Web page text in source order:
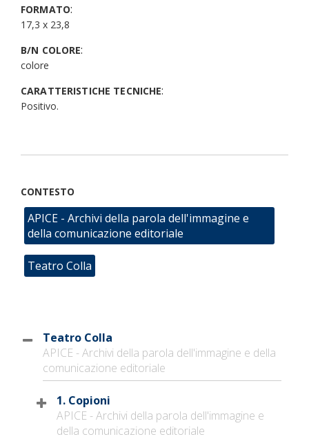
FORMATO:
17,3 x 23,8
B/N COLORE:
colore
CARATTERISTICHE TECNICHE:
Positivo.
CONTESTO
APICE - Archivi della parola dell'immagine e
della comunicazione editoriale
Teatro Colla
Teatro Colla
APICE - Archivi della parola dell'immagine e della
comunicazione editoriale
1. Copioni
APICE - Archivi della parola dell'immagine e
della comunicazione editoriale